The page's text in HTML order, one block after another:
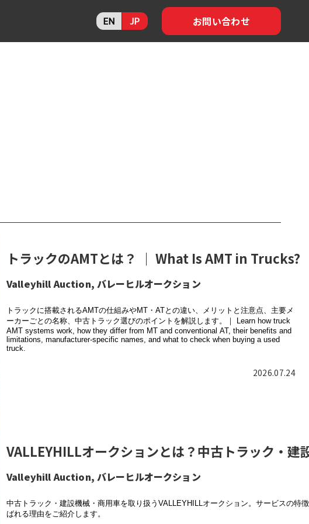
EN JP お問い合わせ
トラックのAMTとは？ ｜ What Is AMT in Trucks?
Valleyhill Auction, バレーヒルオークション
トラックに搭載されるAMTの仕組みやMT・ATとの違い、メリットと注意点、主要メ
ーカーごとの名称、中古トラック選びのポイントを解説します。｜ Learn how truck
AMT systems work, how they differ from MT and conventional AT, their benefits and
limitations, manufacturer-specific names, and what to check when buying a used
truck.
2026.07.24
VALLEYHILLオークションとは？中古トラック・
Valleyhill Auction, バレーヒルオークション
中古トラック・建設機械・商用車を取り扱うVALLEYHILLオークション。サービスの特
ばれる理由をご紹介します。